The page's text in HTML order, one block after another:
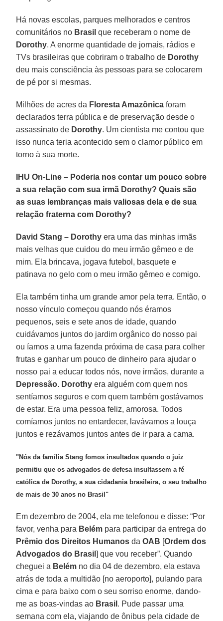
Há novas escolas, parques melhorados e centros
comunitários no Brasil que receberam o nome de
Dorothy. A enorme quantidade de jornais, rádios e
TVs brasileiras que cobriram o trabalho de Dorothy
deu mais consciência às pessoas para se colocarem
de pé por si mesmas.
Milhões de acres da Floresta Amazônica foram
declarados terra pública e de preservação desde o
assassinato de Dorothy. Um cientista me contou que
isso nunca teria acontecido sem o clamor público em
torno à sua morte.
IHU On-Line – Poderia nos contar um pouco sobre
a sua relação com sua irmã Dorothy? Quais são
as suas lembranças mais valiosas dela e de sua
relação fraterna com Dorothy?
David Stang – Dorothy era uma das minhas irmãs
mais velhas que cuidou do meu irmão gêmeo e de
mim. Ela brincava, jogava futebol, basquete e
patinava no gelo com o meu irmão gêmeo e comigo.
Ela também tinha um grande amor pela terra. Então, o
nosso vínculo começou quando nós éramos
pequenos, seis e sete anos de idade, quando
cuidávamos juntos do jardim orgânico do nosso pai
ou íamos a uma fazenda próxima de casa para colher
frutas e ganhar um pouco de dinheiro para ajudar o
nosso pai a educar todos nós, nove irmãos, durante a
Depressão. Dorothy era alguém com quem nos
sentíamos seguros e com quem também gostávamos
de estar. Era uma pessoa feliz, amorosa. Todos
comíamos juntos no entardecer, lavávamos a louça
juntos e rezávamos juntos antes de ir para a cama.
"Nós da família Stang fomos insultados quando o juiz
permitiu que os advogados de defesa insultassem a fé
católica de Dorothy, a sua cidadania brasileira, o seu trabalho
de mais de 30 anos no Brasil"
Em dezembro de 2004, ela me telefonou e disse: “Por
favor, venha para Belém para participar da entrega do
Prêmio dos Direitos Humanos daOAB [Ordem dos
Advogados do Brasil] que vou receber”. Quando
cheguei a Belém no dia 04 de dezembro, ela estava
atrás de toda a multidão [no aeroporto], pulando para
cima e para baixo com o seu sorriso enorme, dando-
me as boas-vindas ao Brasil . Pude passar uma
semana com ela, viajando de ônibus pela cidade de